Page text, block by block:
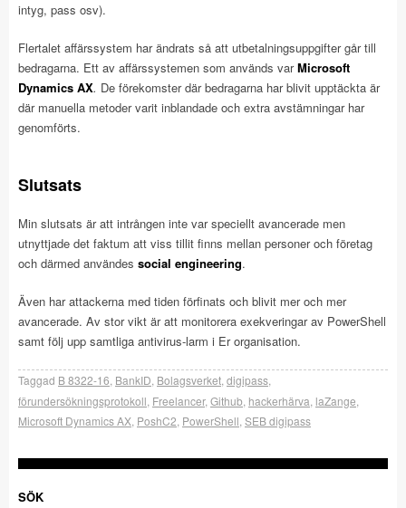
intyg, pass osv).
Flertalet affärssystem har ändrats så att utbetalningsuppgifter går till
bedragarna. Ett av affärssystemen som används varMicrosoft
Dynamics AX. De förekomster där bedragarna har blivit upptäckta är
där manuella metoder varit inblandade och extra avstämningar har
genomförts.
Slutsats
Min slutsats är att intrången inte var speciellt avancerade men
utnyttjade det faktum att viss tillit finns mellan personer och företag
och därmed användes social engineering.
Även har attackerna med tiden förfinats och blivit mer och mer
avancerade. Av stor vikt är att monitorera exekveringar av PowerShell
samt följ upp samtliga antivirus-larm i Er organisation.
Taggad B 8322-16 BankID Bolagsverket digipass
förundersökningsprotokoll Freelancer, Github hackerhärva laZange
Microsoft Dynamics AX PoshC2 PowerShell SEB digipass
SÖK